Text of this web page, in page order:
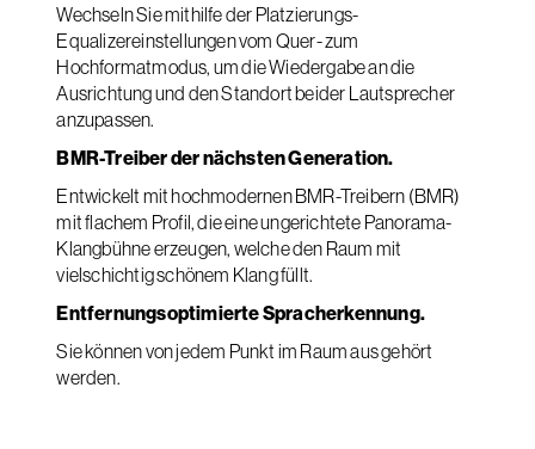
Wechseln Sie mithilfe der Platzierungs-
Equalizereinstellungen vom Quer- zum
Hochformatmodus, um die Wiedergabe an die
Ausrichtung und den Standort beider Lautsprecher
anzupassen.
BMR-Treiber der nächsten Generation.
Entwickelt mit hochmodernen BMR-Treibern (BMR)
mit flachem Profil, die eine ungerichtete Panorama-
Klangbühne erzeugen, welche den Raum mit
vielschichtig schönem Klang füllt.
Entfernungsoptimierte Spracherkennung.
Sie können von jedem Punkt im Raum aus gehört
werden.